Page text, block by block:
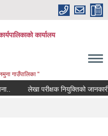
कार्यालय
गाउँपालिका "
लेखा परीक्षक नियुक्तिको जानकारी